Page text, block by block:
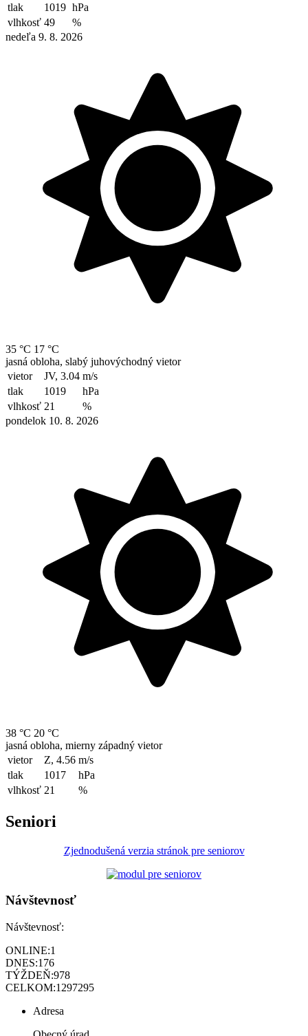
tlak
1019 hPa
vlhkosť 49
%
nedeľa 9. 8. 2026
35 °C 17 °C
jasná obloha, slabý juhovýchodný vietor
vietor
JV, 3.04 m/s
tlak
1019
hPa
vlhkosť 21
%
pondelok 10. 8. 2026
38 °C 20 °C
jasná obloha, mierny západný vietor
vietor
Z, 4.56 m/s
tlak
1017
hPa
vlhkosť 21 %
Seniori
Zjednodušená verzia stránok pre seniorov
Návštevnosť
Návštevnosť:
ONLINE:1
DNES:176
TÝŽDEŇ:978
CELKOM:1297295
Adresa